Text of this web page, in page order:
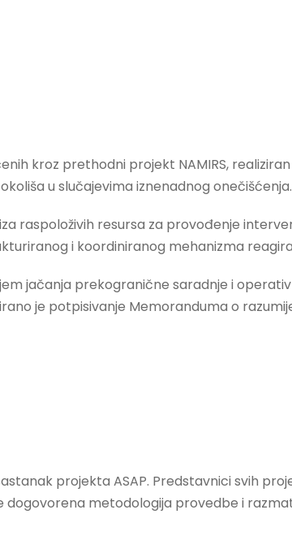
kroz prethodni projekt NAMIRS,
u slučajevima iznenadnog onečišćenja.
raspoloživih resursa za provođenje
i koordiniranog mehanizma
jačanja prekogranične saradnje i
je potpisivanje Memoranduma o
projekta ASAP. Predstavnici svih
metodologija provedbe i